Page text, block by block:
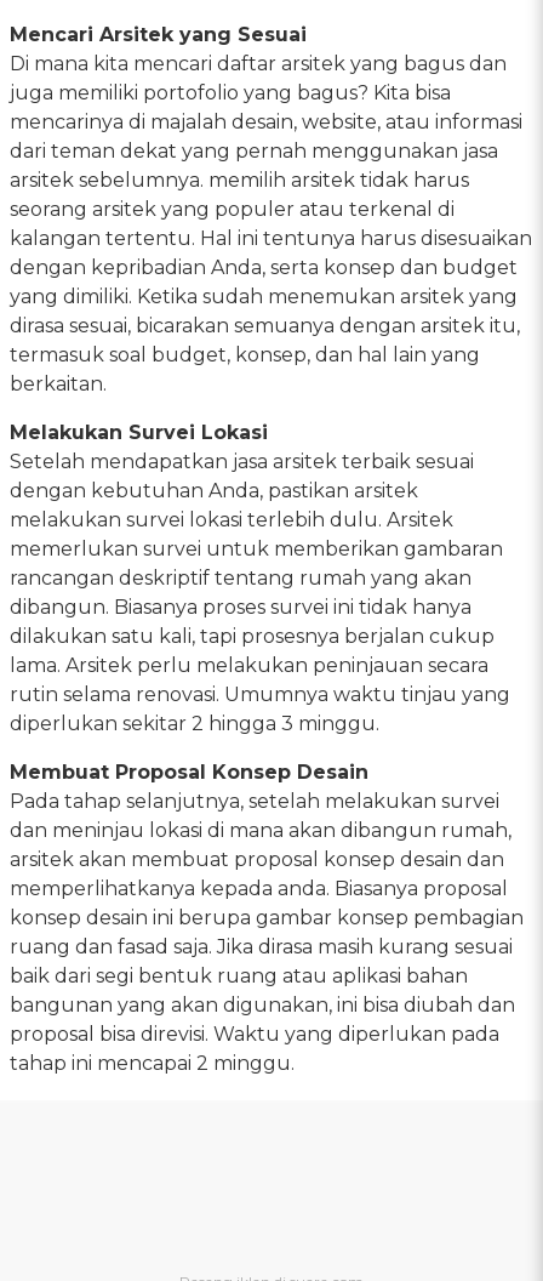
Mencari Arsitek yang Sesuai
Di mana kita mencari daftar arsitek yang bagus dan
juga memiliki portofolio yang bagus? Kita bisa
mencarinya di majalah desain, website, atau informasi
dari teman dekat yang pernah menggunakan jasa
arsitek sebelumnya. memilih arsitek tidak harus
seorang arsitek yang populer atau terkenal di
kalangan tertentu. Hal ini tentunya harus disesuaikan
dengan kepribadian Anda, serta konsep dan budget
yang dimiliki. Ketika sudah menemukan arsitek yang
dirasa sesuai, bicarakan semuanya dengan arsitek itu,
termasuk soal budget, konsep, dan hal lain yang
berkaitan.
Melakukan Survei Lokasi
Setelah mendapatkan jasa arsitek terbaik sesuai
dengan kebutuhan Anda, pastikan arsitek
melakukan survei lokasi terlebih dulu. Arsitek
memerlukan survei untuk memberikan gambaran
rancangan deskriptif tentang rumah yang akan
dibangun. Biasanya proses survei ini tidak hanya
dilakukan satu kali, tapi prosesnya berjalan cukup
lama. Arsitek perlu melakukan peninjauan secara
rutin selama renovasi. Umumnya waktu tinjau yang
diperlukan sekitar 2 hingga 3 minggu.
Membuat Proposal Konsep Desain
Pada tahap selanjutnya, setelah melakukan survei
dan meninjau lokasi di mana akan dibangun rumah,
arsitek akan membuat proposal konsep desain dan
memperlihatkanya kepada anda. Biasanya proposal
konsep desain ini berupa gambar konsep pembagian
ruang dan fasad saja. Jika dirasa masih kurang sesuai
baik dari segi bentuk ruang atau aplikasi bahan
bangunan yang akan digunakan, ini bisa diubah dan
proposal bisa direvisi. Waktu yang diperlukan pada
tahap ini mencapai 2 minggu.